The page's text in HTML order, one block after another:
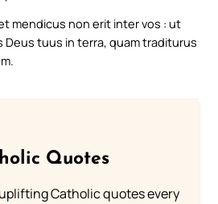
mendicus non erit inter vos : ut
Deus tuus in terra, quam traditurus
Quotes
Catholic quotes every